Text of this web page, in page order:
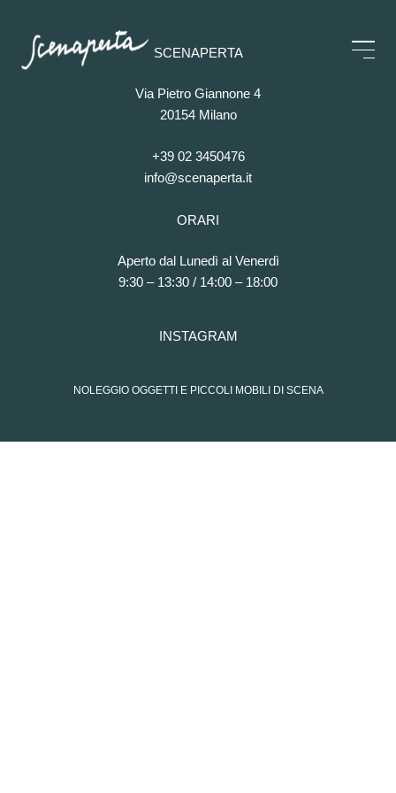
SCENAPERTA
Via Pietro Giannone 4
20154 Milano
+39 02 3450476
info@scenaperta.it
ORARI
Aperto dal Lunedì al Venerdì
9:30 – 13:30 / 14:00 – 18:00
INSTAGRAM
NOLEGGIO OGGETTI E PICCOLI MOBILI DI SCENA